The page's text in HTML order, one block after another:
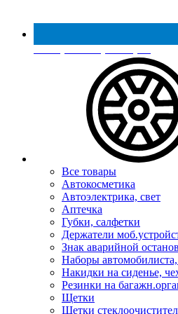
Реестр МинПромТорга
Все товары
Автокосметика
Автоэлектрика, свет
Аптечка
Губки, салфетки
Держатели
Знак аварийной
Наборы
Накидки на сиденье,
Резинки на
Щетки
Щетки